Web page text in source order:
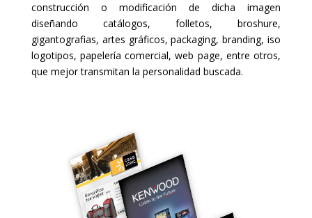
construcción o modificación de dicha imagen
diseñando catálogos, folletos, broshure,
gigantografias, artes gráficos, packaging, branding, iso
logotipos, papelería comercial, web page, entre otros,
que mejor transmitan la personalidad buscada.